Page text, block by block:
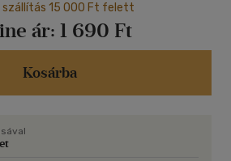
szállítás 15 000 Ft felett
ár: 1 690 Ft
Kosárba